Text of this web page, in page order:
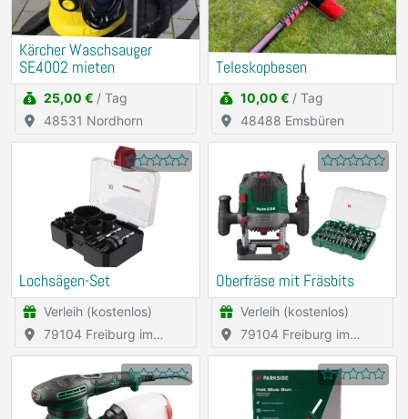
Kärcher Waschsauger
SE4002 mieten
25,00 € / Tag
48531 Nordhorn
Teleskopbesen
10,00 € / Tag
48488 Emsbüren
Lochsägen-Set
Verleih (kostenlos)
Breisgau
Oberfräse mit Fräsbits
Verleih (kostenlos)
Breisgau